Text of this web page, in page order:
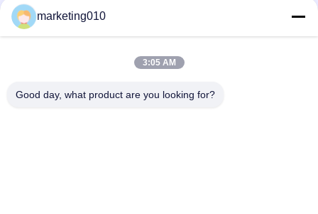
direzionale)
SHD35 Foratura orizzontale flessibile e leggera per costruzioni
professionale per esigenze di perforazione versatili
marketing010
3:05 AM
Good day, what product are you looking for?